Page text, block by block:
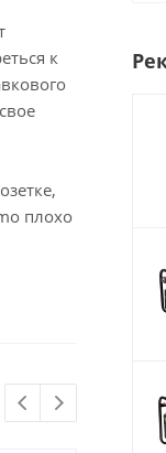
к
плохо